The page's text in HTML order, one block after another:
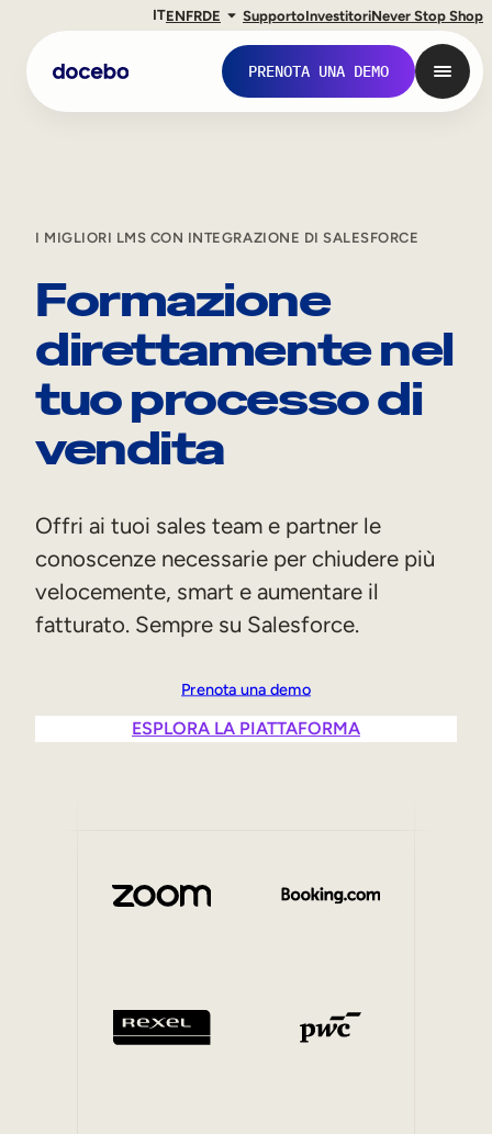
ITENFRDE SupportoInvestitoriNever Stop Shop
PRENOTA UNA DEMO
Formazione interna
Onboarding dei dipendenti
Sales Enablement
Formazione sulla compliance
Formazione frontline
Customer Education
Pianificazione delle competenze
I MIGLIORI LMS CON INTEGRAZIONE DI SALESFORCE
Formazione
direttamente nel
tuo processo di
vendita
Offri ai tuoi sales team e partner le
conoscenze necessarie per chiudere più
velocemente, smart e aumentare il
fatturato. Sempre su Salesforce.
Prenota una demo
ESPLORA LA PIATTAFORMA